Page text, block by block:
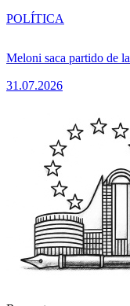
Meloni saca partido de
31.07.2026
POLÍTICA